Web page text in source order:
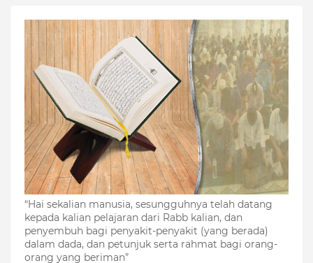
“Hai sekalian manusia, sesungguhnya telah datang
kepada kalian pelajaran dari Rabb kalian, dan
penyembuh bagi penyakit-penyakit (yang berada)
dalam dada, dan petunjuk serta rahmat bagi orang-
orang yang beriman”